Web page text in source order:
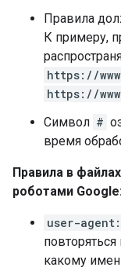
Правила
К примеру,
https://
https://
Символ #
время
Правила в
роботами
user-agent:
какому